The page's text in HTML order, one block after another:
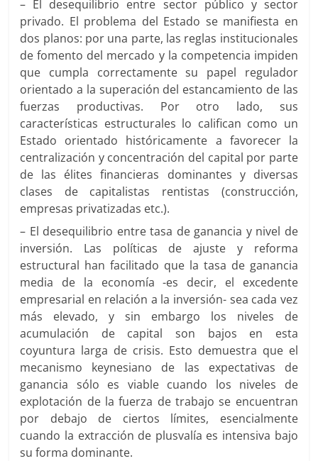
– El desequilibrio entre sector público y sector
privado. El problema del Estado se manifiesta en
dos planos: por una parte, las reglas institucionales
de fomento del mercado y la competencia impiden
que cumpla correctamente su papel regulador
orientado a la superación del estancamiento de las
fuerzas productivas. Por otro lado, sus
características estructurales lo califican como un
Estado orientado históricamente a favorecer la
centralización y concentración del capital por parte
de las élites financieras dominantes y diversas
clases de capitalistas rentistas (construcción,
empresas privatizadas etc.).
– El desequilibrio entre tasa de ganancia y nivel de
inversión. Las políticas de ajuste y reforma
estructural han facilitado que la tasa de ganancia
media de la economía -es decir, el excedente
empresarial en relación a la inversión- sea cada vez
más elevado, y sin embargo los niveles de
acumulación de capital son bajos en esta
coyuntura larga de crisis. Esto demuestra que el
mecanismo keynesiano de las expectativas de
ganancia sólo es viable cuando los niveles de
explotación de la fuerza de trabajo se encuentran
por debajo de ciertos límites, esencialmente
cuando la extracción de plusvalía es intensiva bajo
su forma dominante.